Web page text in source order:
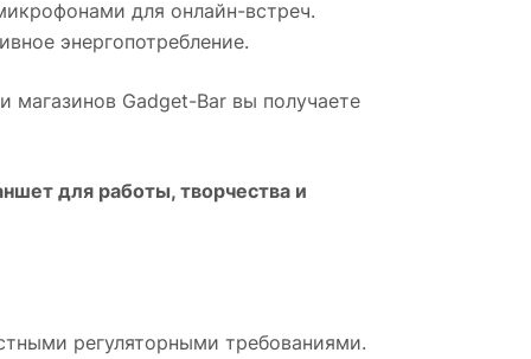
для онлайн-встреч.
энергопотребление.
магазинов Gadget-Bar вы получаете
для работы, творчества и
регуляторными требованиями.